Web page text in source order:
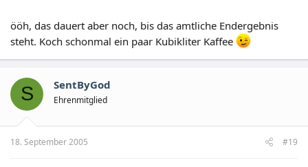
ööh, das dauert aber noch, bis das amtliche Endergebnis
steht. Koch schonmal ein paar Kubikliter Kaffee
S SentByGod
Ehrenmitglied
18. September 2005 #19